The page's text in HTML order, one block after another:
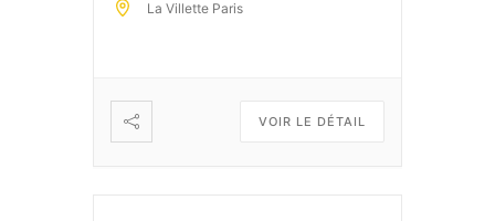
La Villette Paris
VOIR LE DÉTAIL